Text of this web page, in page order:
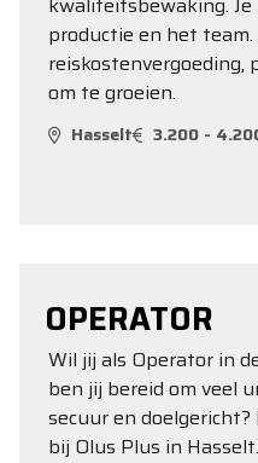
productie en het team.
reiskostenvergoeding,
om te groeien.
Hasselt 3.200 -
OPERATOR
Wil jij als Operator in
ben jij bereid om veel
secuur en
bij Olus Plus in Hasselt.